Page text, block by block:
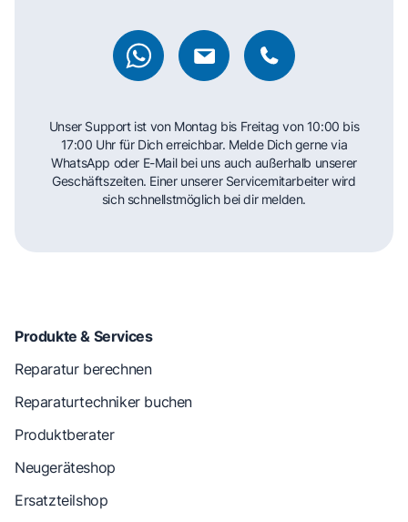
Unser Support ist von Montag bis Freitag von 10:00 bis
17:00 Uhr für Dich erreichbar. Melde Dich gerne via
WhatsApp oder E-Mail bei uns auch außerhalb unserer
Geschäftszeiten. Einer unserer Servicemitarbeiter wird
sich schnellstmöglich bei dir melden.
Produkte & Services
Reparatur berechnen
Reparaturtechniker buchen
Produktberater
Neugeräteshop
Ersatzteilshop